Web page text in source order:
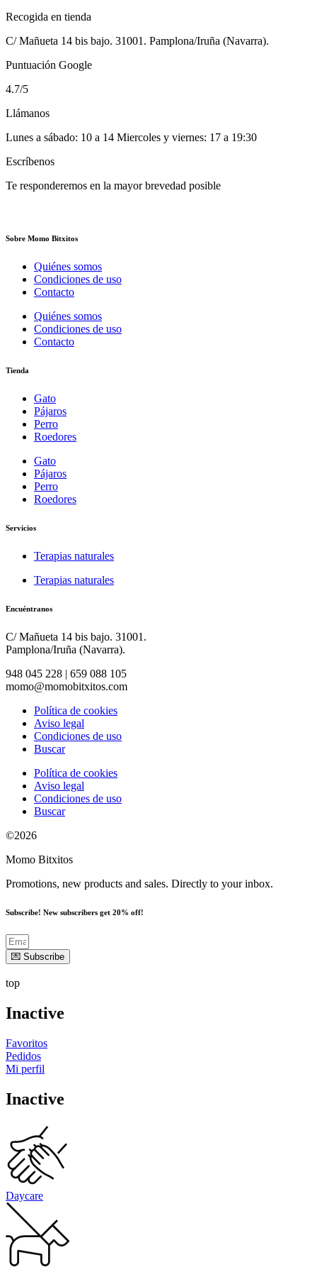
Recogida en tienda
C/ Mañueta 14 bis bajo. 31001. Pamplona/Iruña (Navarra).
Puntuación Google
4.7/5
Llámanos
Lunes a sábado: 10 a 14 Miercoles y viernes: 17 a 19:30
Escríbenos
Te responderemos en la mayor brevedad posible
Sobre Momo Bitxitos
Quiénes somos
Condiciones de uso
Contacto
Quiénes somos
Condiciones de uso
Contacto
Tienda
Gato
Pájaros
Perro
Roedores
Gato
Pájaros
Perro
Roedores
Servicios
Terapias naturales
Terapias naturales
Encuéntranos
C/ Mañueta 14 bis bajo. 31001.
Pamplona/Iruña (Navarra).
948 045 228 | 659 088 105
momo@momobitxitos.com
Política de cookies
Aviso legal
Condiciones de uso
Buscar
Política de cookies
Aviso legal
Condiciones de uso
Buscar
©2026
Momo Bitxitos
Promotions, new products and sales. Directly to your inbox.
Subscribe! New subscribers get 20% off!
💌 Subscribe
top
Inactive
Favoritos
Pedidos
Mi perfil
Inactive
Daycare